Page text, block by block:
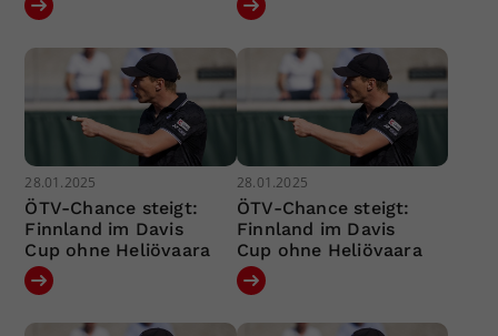
28.01.2025
ÖTV-Chance steigt:
Finnland im Davis
Cup ohne Heliövaara
28.01.2025
ÖTV-Chance steigt:
Finnland im Davis
Cup ohne Heliövaara